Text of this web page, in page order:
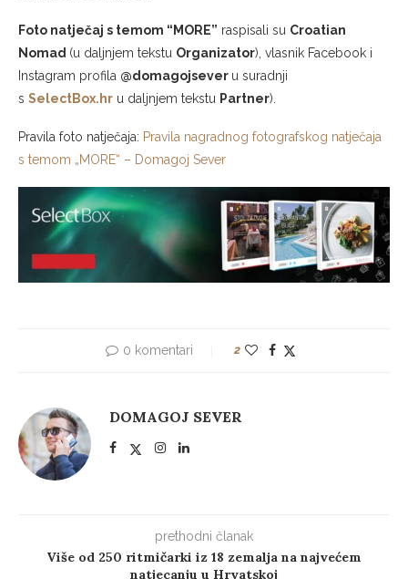
Foto natječaj s temom “MORE” raspisali su Croatian
Nomad (u daljnjem tekstu Organizator), vlasnik Facebook i
Instagram profila @domagojsever u suradnji
s SelectBox.hr u daljnjem tekstu Partner).
Pravila foto natječaja: Pravila nagradnog fotografskog natječaja
s temom „MORE“ – Domagoj Sever
0 komentari 2
DOMAGOJ SEVER
prethodni članak
Više od 250 ritmičarki iz 18 zemalja na najvećem
natjecanju u Hrvatskoj